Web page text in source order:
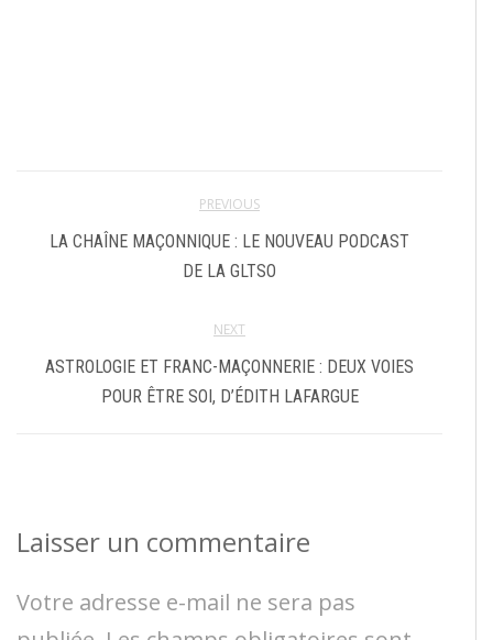
PREVIOUS
LA CHAÎNE MAÇONNIQUE : LE NOUVEAU PODCAST
DE LA GLTSO
NEXT
ASTROLOGIE ET FRANC-MAÇONNERIE : DEUX VOIES
POUR ÊTRE SOI, D’ÉDITH LAFARGUE
Laisser un commentaire
Votre adresse e-mail ne sera pas